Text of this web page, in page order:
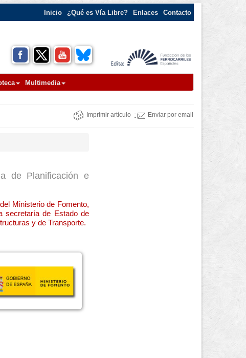
Inicio ¿Qué es Vía Libre? Enlaces Contacto
Multimedia
Imprimir artículo Enviar por email
de Planificación e
Ministerio de Fomento,
secretaría de Estado de
y de Transporte.